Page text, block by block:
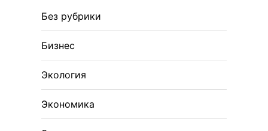
Без рубрики
Бизнес
Экология
Экономика